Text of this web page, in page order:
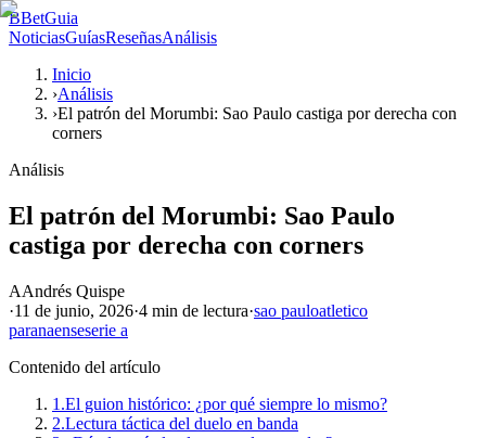
BBetGuia
NoticiasGuíasReseñasAnálisis
Inicio
›Análisis
›El patrón del Morumbi: Sao Paulo castiga por derecha con
corners
Análisis
El patrón del Morumbi: Sao Paulo
castiga por derecha con corners
AAndrés Quispe
·11 de junio, 2026·4 min de lectura·sao pauloatletico
paranaenseserie a
Contenido del artículo
1.El guion histórico: ¿por qué siempre lo mismo?
2.Lectura táctica del duelo en banda